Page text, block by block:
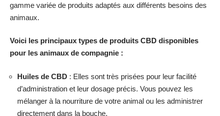
gamme variée de produits adaptés aux différents besoins des
animaux.
Voici les principaux types de produits CBD disponibles
pour les animaux de compagnie :
Huiles de CBD : Elles sont très prisées pour leur facilité
d’administration et leur dosage précis. Vous pouvez les
mélanger à la nourriture de votre animal ou les administrer
directement dans la bouche.